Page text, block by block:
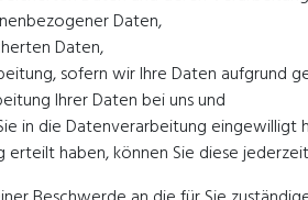
Daten,
Daten,
sofern wir Ihre Daten aufgrund
Ihrer Daten bei uns und
in die Datenverarbeitung eingewilligt
erteilt haben, können Sie diese